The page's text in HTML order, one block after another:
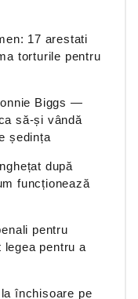
17 arestati
torturile pentru
Biggs —
să-și vândă
ședința
după
funcționează
pentru
pentru a
închisoare pe